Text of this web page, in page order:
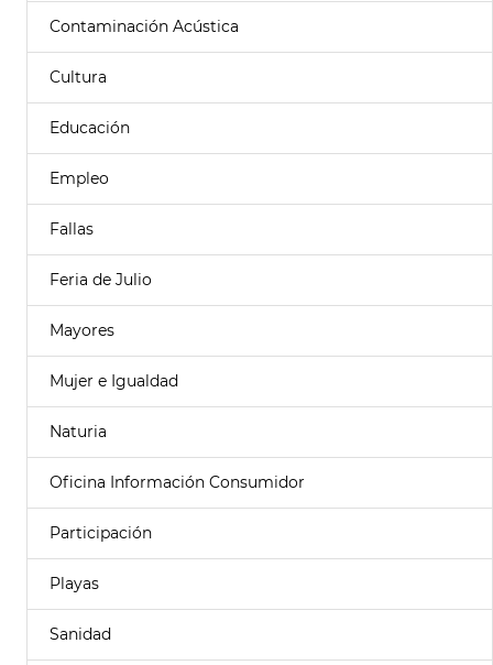
Contaminación Acústica
Cultura
Educación
Empleo
Fallas
Feria de Julio
Mayores
Mujer e Igualdad
Naturia
Oficina Información Consumidor
Participación
Playas
Sanidad